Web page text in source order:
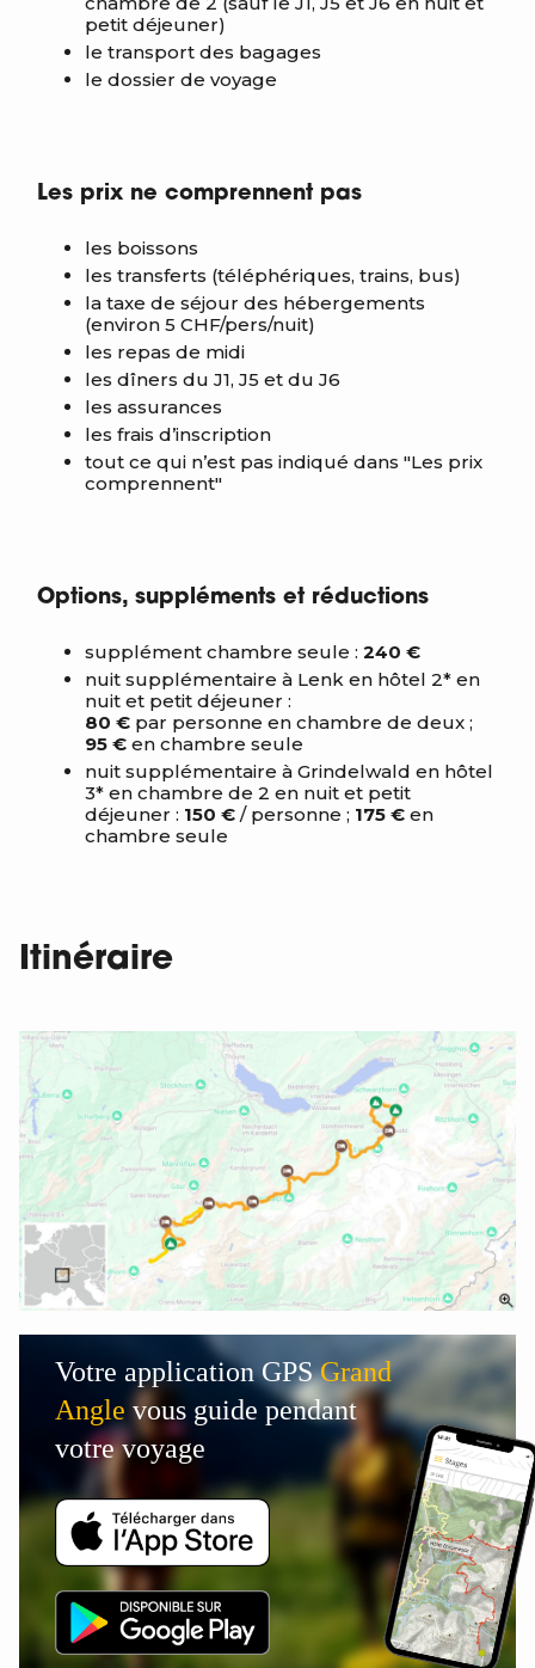
petit déjeuner)
le transport des bagages
le dossier de voyage
Les prix ne comprennent pas
les boissons
les transferts (téléphériques, trains, bus)
la taxe de séjour des hébergements
(environ 5 CHF/pers/nuit)
les repas de midi
les dîners du J1, J5 et du J6
les assurances
les frais d’inscription
tout ce qui n’est pas indiqué dans "Les prix
comprennent"
Options, suppléments et réductions
supplément chambre seule : 240 €
nuit supplémentaire à Lenk en hôtel 2* en
nuit et petit déjeuner :
80 € par personne en chambre de deux ;
95 € en chambre seule
nuit supplémentaire à Grindelwald en hôtel
3* en chambre de 2 en nuit et petit
déjeuner : 150 € / personne ; 175 € en
chambre seule
Itinéraire
Votre application GPSGrand
Angle vous guide pendant
votre voyage